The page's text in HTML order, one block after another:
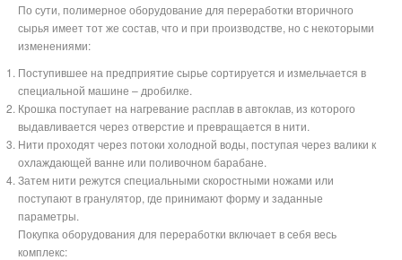
По сути, полимерное оборудование для переработки вторичного
сырья имеет тот же состав, что и при производстве, но с некоторыми
изменениями:
Поступившее на предприятие сырье сортируется и измельчается в
специальной машине – дробилке.
Крошка поступает на нагревание расплав в автоклав, из которого
выдавливается через отверстие и превращается в нити.
Нити проходят через потоки холодной воды, поступая через валики к
охлаждающей ванне или поливочном барабане.
Затем нити режутся специальными скоростными ножами или
поступают в гранулятор, где принимают форму и заданные
параметры.
Покупка оборудования для переработки включает в себя весь
комплекс: